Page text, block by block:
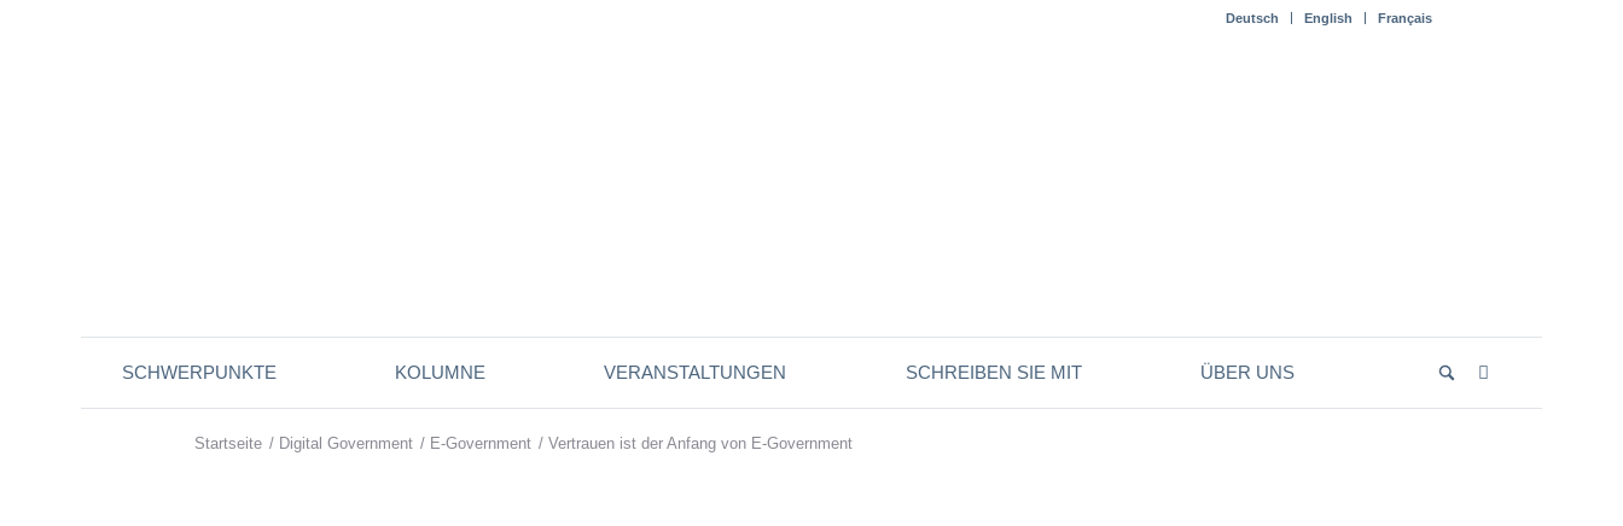
Deutsch English Français
SCHWERPUNKTE KOLUMNE VERANSTALTUNGEN SCHREIBEN SIE MIT ÜBER UNS
Startseite / Digital Government / E-Government / Vertrauen ist der Anfang von E-Government